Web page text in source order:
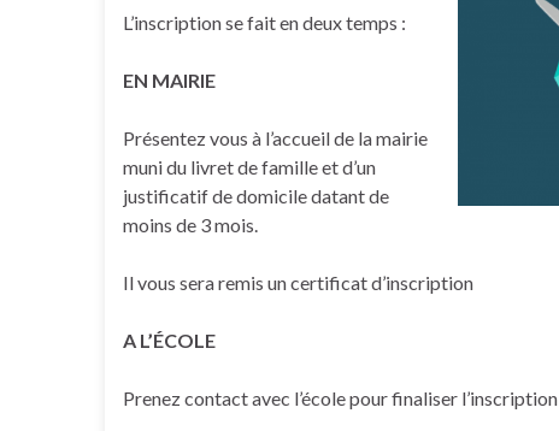
L’inscription se fait en deux temps :
EN MAIRIE
Présentez vous à l’accueil de la mairie
muni du livret de famille et d’un
justificatif de domicile datant de
moins de 3 mois.
Il vous sera remis un certificat d’inscription
A L’ÉCOLE
Prenez contact avec l’école pour finaliser l’inscription